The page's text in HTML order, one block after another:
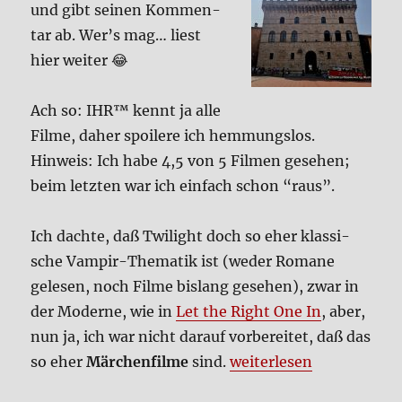
und gibt sei­nen Kom­men­
tar ab. Wer’s mag… liest
hier wei­ter 😂
Ach so: IHR™ kennt ja alle
Fil­me, daher spoi­le­re ich hem­mungs­los.
Hin­weis: Ich habe 4,5 von 5 Fil­men gese­hen;
beim letz­ten war ich ein­fach schon “raus”.
Ich dach­te, daß Twilight doch so eher klas­si­
sche Vam­pir-The­ma­tik ist (weder Roma­ne
gele­sen, noch Fil­me bis­lang gese­hen), zwar in
der Moder­ne, wie inLet the Right One In , aber,
nun ja, ich war nicht dar­auf vor­be­rei­tet, daß das
so eherMär­chen­fil­mesind.„Twilight – Bis(s) zum
wei­ter­le­sen